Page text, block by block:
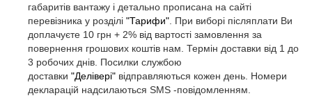
габаритів вантажу і детально прописана на сайті
перевізника у розділі "Тарифи" . При виборі післяплати Ви
доплачуєте 10 грн + 2% від вартості замовлення за
повернення грошових коштів нам. Термін доставки від 1 до
3 робочих днів. Посилки службою
доставки "Делівері" відправляються кожен день. Номери
декларацій надсилаються SMS -повідомленням.